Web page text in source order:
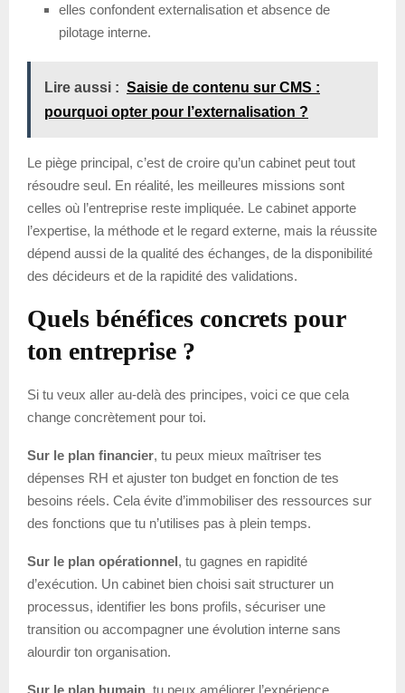
elles confondent externalisation et absence de
pilotage interne.
Lire aussi : Saisie de contenu sur CMS :
pourquoi opter pour l’externalisation ?
Le piège principal, c’est de croire qu’un cabinet peut tout
résoudre seul. En réalité, les meilleures missions sont
celles où l’entreprise reste impliquée. Le cabinet apporte
l’expertise, la méthode et le regard externe, mais la réussite
dépend aussi de la qualité des échanges, de la disponibilité
des décideurs et de la rapidité des validations.
Quels bénéfices concrets pour
ton entreprise ?
Si tu veux aller au-delà des principes, voici ce que cela
change concrètement pour toi.
Sur le plan financier, tu peux mieux maîtriser tes
dépenses RH et ajuster ton budget en fonction de tes
besoins réels. Cela évite d’immobiliser des ressources sur
des fonctions que tu n’utilises pas à plein temps.
Sur le plan opérationnel, tu gagnes en rapidité
d’exécution. Un cabinet bien choisi sait structurer un
processus, identifier les bons profils, sécuriser une
transition ou accompagner une évolution interne sans
alourdir ton organisation.
Sur le plan humain , tu peux améliorer l’expérience